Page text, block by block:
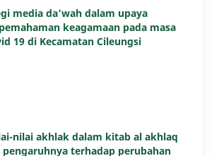
media da’wah dalam upaya
keagamaan pada masa
19 di Kecamatan Cileungsi
nilai akhlak dalam kitab al akhlaq
terhadap perubahan